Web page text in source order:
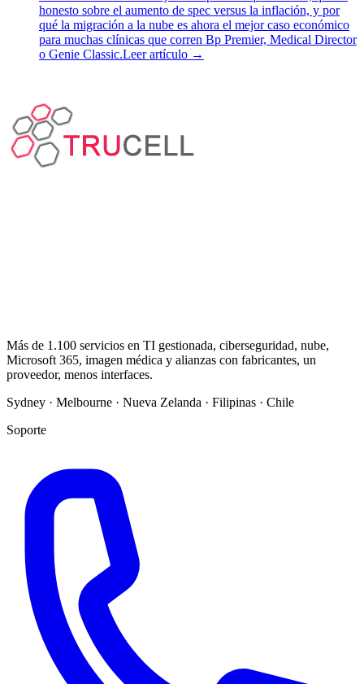
honesto sobre el aumento de spec versus la inflación, y por
qué la migración a la nube es ahora el mejor caso económico
para muchas clínicas que corren Bp Premier, Medical Director
o Genie Classic.Leer artículo →
Más de 1.100 servicios en TI gestionada, ciberseguridad, nube,
Microsoft 365, imagen médica y alianzas con fabricantes, un
proveedor, menos interfaces.
Sydney · Melbourne · Nueva Zelanda · Filipinas · Chile
Soporte